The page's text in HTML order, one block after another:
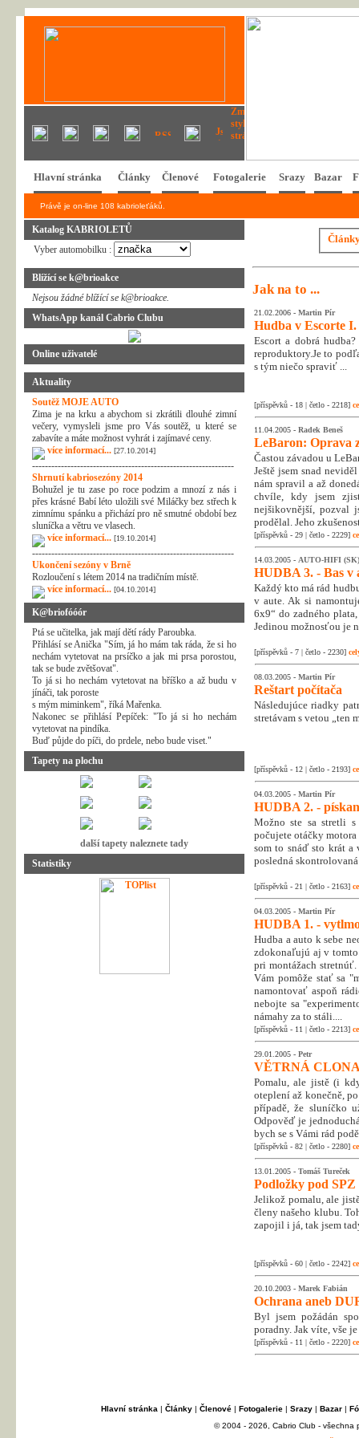
Hlavní stránka Články Členové Fotogalerie Srazy Bazar
Právě je on-line 108 kabrioleťáků.
Katalog KABRIOLETŮ
Vyber automobilku :
Blížící se k@brioakce
Nejsou žádné blížící se k@brioakce.
WhatsApp kanál Cabrio Clubu
Online uživatelé
Aktuality
Soutěž MOJE AUTO
Zima je na krku a abychom si zkrátili dlouhé zimní
večery, vymysleli jsme pro Vás soutěž, u které se
zabavíte a máte možnost vyhrát i zajímavé ceny.
více informací... [27.10.2014]
---------------------------------------------------------------
Shrnutí kabriosezóny 2014
Bohužel je tu zase po roce podzim a mnozí z nás i
přes krásné Babí léto uložili své Miláčky bez střech k
zimnímu spánku a přichází pro ně smutné období bez
sluníčka a větru ve vlasech.
více informací... [19.10.2014]
---------------------------------------------------------------
Ukončení sezóny v Brně
Rozloučení s létem 2014 na tradičním místě.
více informací... [04.10.2014]
K@briofóóór
Ptá se učitelka, jak mají dětí rády Paroubka.
Přihlásí se Anička "Sím, já ho mám tak ráda, že si ho
nechám vytetovat na prsíčko a jak mi prsa porostou,
tak se bude zvětšovat".
To já si ho nechám vytetovat na bříško a až budu v
jínáči, tak poroste
s mým miminkem", říká Mařenka.
Nakonec se přihlásí Pepíček: "To já si ho nechám
vytetovat na pindíka.
Buď půjde do píči, do prdele, nebo bude viset."
Tapety na plochu
další tapety naleznete tady
Statistiky
Jak na to ...
21.02.2006 - Martin Pír
Hudba v Escorte I.
Escort a dobrá
reproduktory.Je to
s tým niečo spraviť ...
[příspěvků - 18 | četlo - 2218]
11.04.2005 - Radek Beneš
LeBaron: Oprava
Častou závadou u
Ještě jsem snad
nám spravil a až
chvíle, kdy jsem
nejšikovnější, pozval
prodělal. Jeho
[příspěvků - 29 | četlo - 2229]
14.03.2005 - AUTO-HIFI (SK)
HUDBA 3. - Bas v
Každý kto má rád
v aute. Ak si
6x9“ do zadného
Jedinou možnosťou je
[příspěvků - 7 | četlo - 2230]
08.03.2005 - Martin Pír
Reštart počítača
Následujúce riadky
stretávam s vetou „ten
[příspěvků - 12 | četlo - 2193]
04.03.2005 - Martin Pír
HUDBA 2. -
Možno ste sa stretli s
počujete otáčky
som to snáď sto krát
posledná
[příspěvků - 21 | četlo - 2163]
04.03.2005 - Martin Pír
HUDBA 1. -
Hudba a auto k sebe
zdokonaľujú aj v
pri montážach
Vám pomôže stať sa
namontovať aspoň
nebojte sa
námahy za to stáli....
[příspěvků - 11 | četlo - 2213]
29.01.2005 - Petr
VĚTRNÁ
Pomalu, ale jistě (i
oteplení až konečně,
případě, že sluníčko
Odpověď je
bych se s Vámi rád
[příspěvků - 82 | četlo - 2280]
13.01.2005 - Tomáš Tureček
Podložky pod SPZ
Jelikož pomalu, ale
členy našeho klubu.
zapojil i já, tak jsem
[příspěvků - 60 | četlo - 2242]
20.10.2003 - Marek Fabián
Ochrana aneb
Byl jsem požádán
poradny. Jak víte, vše
[příspěvků - 11 | četlo - 2220]
Hlavní stránka | Články| Členové| Fotogalerie| Srazy| Bazar|
© 2004 - 2026, Cabrio Club - všechna